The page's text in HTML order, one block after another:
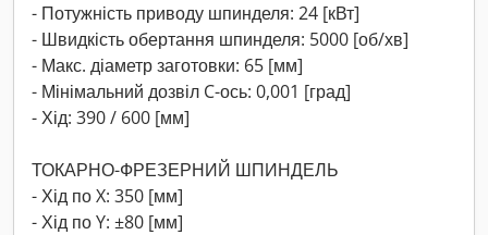
- Потужність приводу шпинделя: 24 [кВт]
- Швидкість обертання шпинделя: 5000 [об/хв]
- Макс. діаметр заготовки: 65 [мм]
- Мінімальний дозвіл C-ось: 0,001 [град]
- Хід: 390 / 600 [мм]
ТОКАРНО-ФРЕЗЕРНИЙ ШПИНДЕЛЬ
- Хід по X: 350 [мм]
- Хід по Y: ±80 [мм]